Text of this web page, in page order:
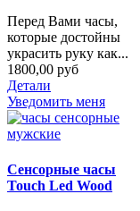
Перед Вами часы,
которые достойны
украсить руку как...
1800,00 руб
Детали
Уведомить меня
Сенсорные часы
Touch Led Wood